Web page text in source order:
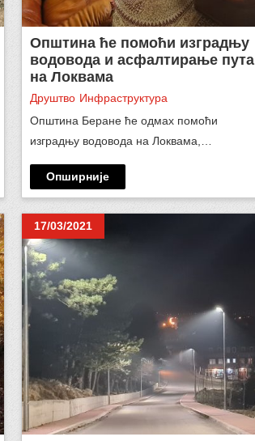
Општина ће помоћи изградњу
водовода и асфалтирање пута
на Локвама
Друштво Инфраструктура
Општина Беране ће одмах помоћи
изградњу водовода на Локвама,…
Опширније
17/03/2021